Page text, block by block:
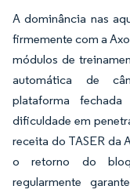
A dominância nas
firmemente com a
módulos de
automática de
plataforma
dificuldade em
receita do TASER da
o retorno do
regularmente